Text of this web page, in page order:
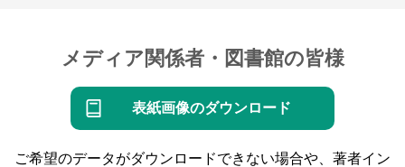
メディア関係者・図書館の皆様
表紙画像のダウンロード
ご希望のデータがダウンロードできない場合や、著者イン